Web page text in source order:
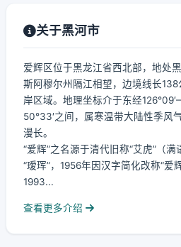
关于黑河市
爱辉区位于黑龙江省西北部，地处
斯阿穆尔州隔江相望，边境线长
岸区域。地理坐标介于东经
50°33′之间，属寒温带大陆性季风
漫长。
“爱辉”之名源于清代旧称“艾虎”（
“瑷珲”，1956年因汉字简化改称“爱
1993...
查看更多介绍